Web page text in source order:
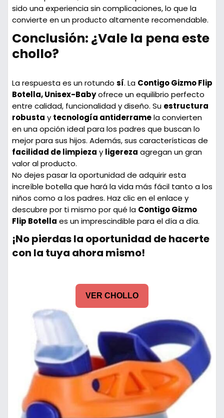
sido una experiencia sin complicaciones, lo que la
convierte en un producto altamente recomendable.
Conclusión: ¿Vale la pena este
chollo?
La respuesta es un rotundo sí. La Contigo Gizmo Flip
Botella, Unisex-Babyofrece un equilibrio perfecto
entre calidad, funcionalidad y diseño. Su estructura
robusta y tecnología antiderramela convierten
en una opción ideal para los padres que buscan lo
mejor para sus hijos. Además, sus características de
facilidad de limpieza y ligereza agregan un gran
valor al producto.
No dejes pasar la oportunidad de adquirir esta
increíble botella que hará la vida más fácil tanto a los
niños como a los padres. Haz clic en el enlace y
descubre por ti mismo por qué la Contigo Gizmo
Flip Botella es un imprescindible para el día a día.
¡No pierdas la oportunidad de hacerte
con la tuya ahora mismo!
VER CHOLLO